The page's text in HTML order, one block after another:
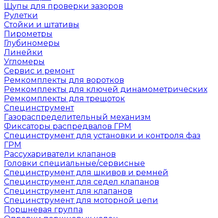
Щупы для проверки зазоров
Рулетки
Стойки и штативы
Пирометры
Глубиномеры
Линейки
Угломеры
Сервис и ремонт
Ремкомплекты для воротков
Ремкомплекты для ключей динамометрических
Ремкомплекты для трещоток
Специнструмент
Газораспределительный механизм
Фиксаторы распредвалов ГРМ
Специнструмент для установки и контроля фаз
ГРМ
Рассухариватели клапанов
Головки специальные/сервисные
Специнструмент для шкивов и ремней
Специнструмент для седел клапанов
Специнструмент для клапанов
Специнструмент для моторной цепи
Поршневая группа